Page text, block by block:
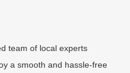
team of local experts
a smooth and hassle-free